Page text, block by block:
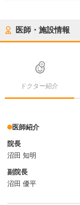
医師・施設情報
ドクター紹介
医師紹介
院長
沼田 知明
副院長
沼田 優平